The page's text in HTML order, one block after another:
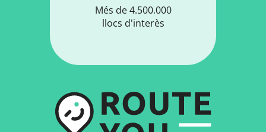
Més de 4.500.000
llocs d'interès